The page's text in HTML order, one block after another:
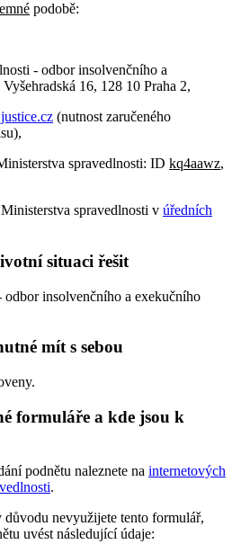
podobě:
- odbor insolvenčního a
16, 128 10 Praha 2,
(nutnost zaručeného
spravedlnosti: ID kq4aawz,
spravedlnosti v úředních
situaci řešit
odbor insolvenčního a exekučního
mít s sebou
formuláře a kde jsou k
podnětu naleznete na internetových
.
nevyužijete tento formulář,
uvést následující údaje: